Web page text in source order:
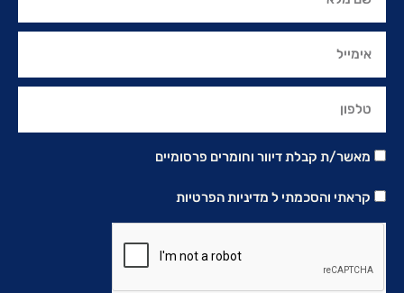
מאשר/ת קבלת דיוור וחומרים פרסומיים
קראתי והסכמתי ל מדיניות הפרטיות